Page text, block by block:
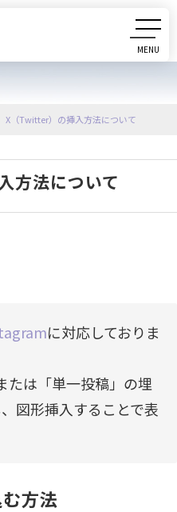
MENU
CLOSE
X（Twitter）の挿入方法について
方法について
に対応しておりま
たは「単一投稿」の埋
図形挿入することで表
方法